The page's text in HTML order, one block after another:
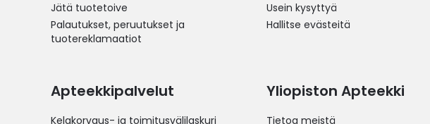
Jätä tuotetoive
Palautukset, peruutukset ja
tuotereklamaatiot
Usein kysyttyä
Hallitse evästeitä
Apteekkipalvelut
Kelakorvaus- ja toimitusvälilaskuri
Yliopiston Apteekki
Tietoa meistä